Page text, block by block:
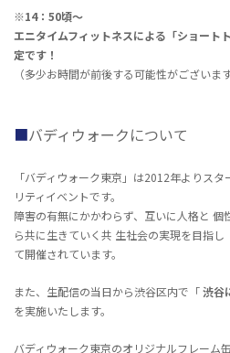
※14：50頃〜
エニタイムフィットネスによる「ショート
定です！
（多少お時間が前後する可能性がございます
バディウォークについて
「バディウォーク東京」は2012年よりス
リティイベントです。
障害の有無にかかわらず、互いに人格と
ら共に生きていく共 生社会の実現を目指
て開催されています。
また、生配信の当日から渋谷区内で「渋谷
を実施いたします。
バディウォーク東京のオリジナルフレーム